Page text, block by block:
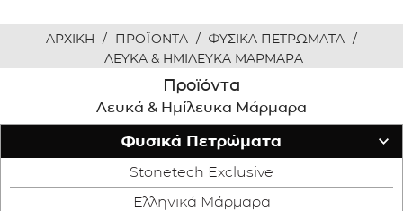
Η ΕΤΑΙΡΕΙΑ
ΑΝΤΙΠΡΟΣΩΠΕΙΕΣ
ΑΡΧΙΚΗ / ΠΡΟΪΟΝΤΑ / ΦΥΣΙΚΑ ΠΕΤΡΩΜΑΤΑ /
ΛΕΥΚΑ & ΗΜΙΛΕΥΚΑ ΜΑΡΜΑΡΑ
Προϊόντα
Λευκά & Ημίλευκα Μάρμαρα
Φυσικά Πετρώματα
Stonetech Exclusive
Ελληνικά Μάρμαρα